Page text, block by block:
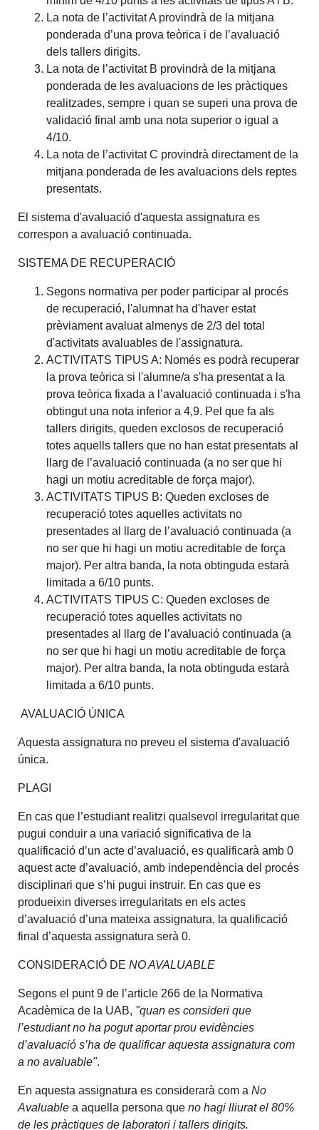
La nota de l’activitat A provindrà de la mitjana
ponderada d’una prova teòrica i de l’avaluació
dels tallers dirigits.
La nota de l’activitat B provindrà de la mitjana
ponderada de les avaluacions de les pràctiques
realitzades, sempre i quan se superi una prova de
validació final amb una nota superior o igual a
4/10.
La nota de l’activitat C provindrà directament de la
mitjana ponderada de les avaluacions dels reptes
presentats.
El sistema d'avaluació d'aquesta assignatura es
correspon a avaluació continuada.
SISTEMA DE RECUPERACIÓ
Segons normativa per poder participar al procés
de recuperació, l'alumnat ha d'haver estat
prèviament avaluat almenys de 2/3 del total
d'activitats avaluables de l'assignatura.
ACTIVITATS TIPUS A: Només es podrà recuperar
la prova teòrica si l'alumne/a s'ha presentat a la
prova teòrica fixada a l’avaluació continuada i s'ha
obtingut una nota inferior a 4,9. Pel que fa als
tallers dirigits, queden exclosos de recuperació
totes aquells tallers que no han estat presentats al
llarg de l’avaluació continuada (a no ser que hi
hagi un motiu acreditable de força major).
ACTIVITATS TIPUS B: Queden excloses de
recuperació totes aquelles activitats no
presentades al llarg de l’avaluació continuada (a
no ser que hi hagi un motiu acreditable de força
major). Per altra banda, la nota obtinguda estarà
limitada a 6/10 punts.
ACTIVITATS TIPUS C: Queden excloses de
recuperació totes aquelles activitats no
presentades al llarg de l’avaluació continuada (a
no ser que hi hagi un motiu acreditable de força
major). Per altra banda, la nota obtinguda estarà
limitada a 6/10 punts.
AVALUACIÓ ÚNICA
Aquesta assignatura no preveu el sistema d'avaluació
única.
PLAGI
En cas que l’estudiant realitzi qualsevol irregularitat que
pugui conduir a una variació significativa de la
qualificació d’un acte d’avaluació, es qualificarà amb 0
aquest acte d’avaluació, amb independència del procés
disciplinari que s’hi pugui instruir. En cas que es
produeixin diverses irregularitats en els actes
d’avaluació d’una mateixa assignatura, la qualificació
final d’aquesta assignatura serà 0.
CONSIDERACIÓ DENO AVALUABLE
Segons el punt 9 de l’article 266 de la Normativa
Acadèmica de la UAB, "quan es consideri que
l’estudiant no ha pogut aportar prou evidències
d’avaluació s’ha de qualificar aquesta assignatura com
a no avaluable".
En aquesta assignatura es considerarà com aNo
Avaluable a aquella persona queno hagi lliurat el 80%
de les pràctiques de laboratori i tallers dirigits.